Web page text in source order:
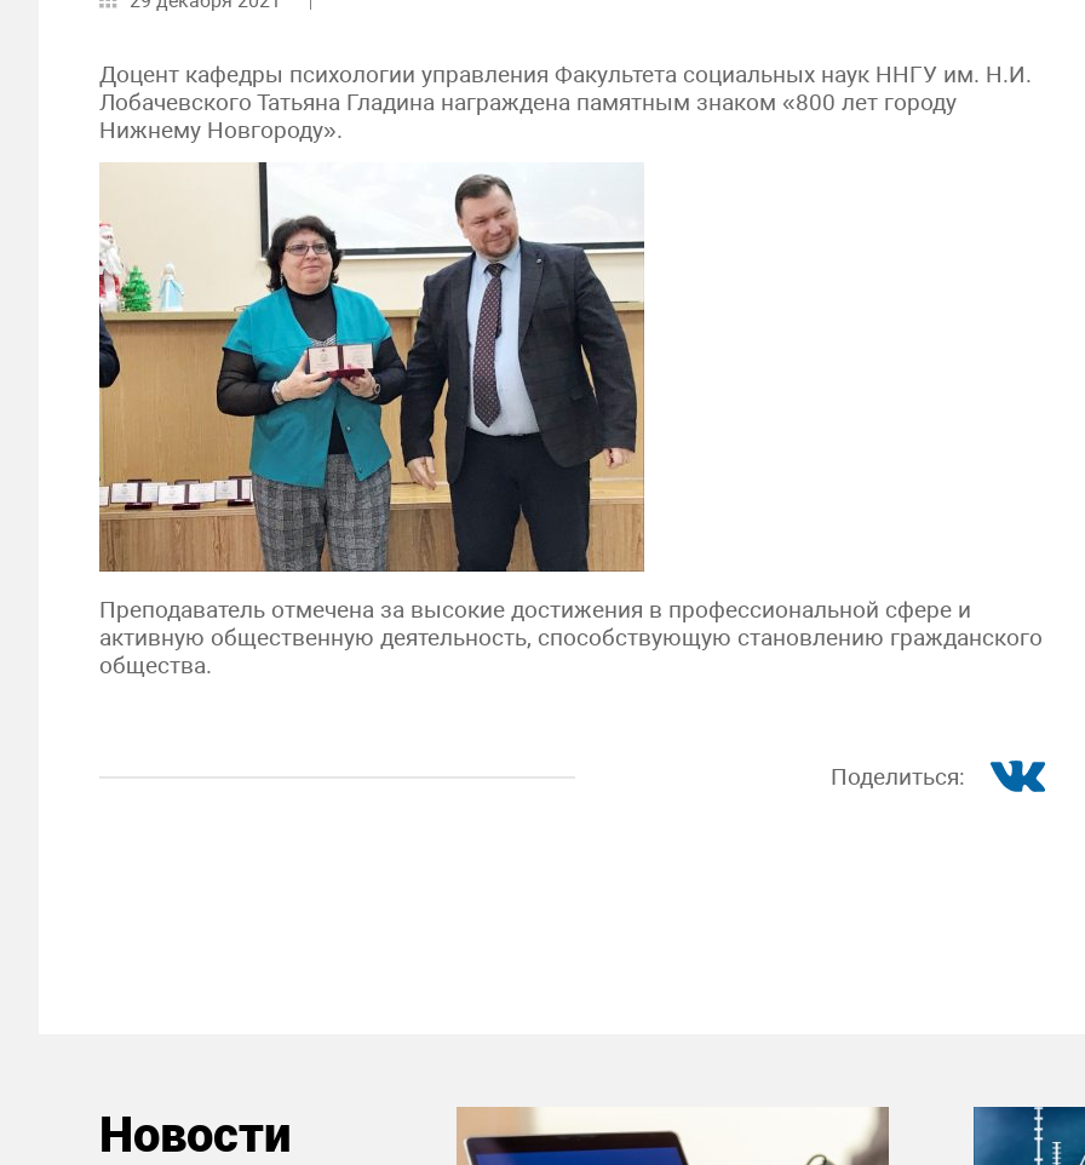
Доцент кафедры психологии управления Факультета социальных наук ННГУ им. Н.И.
Лобачевского Татьяна Гладина награждена памятным знаком «800 лет городу
Нижнему Новгороду».
Преподаватель отмечена за высокие достижения в профессиональной сфере и
активную общественную деятельность, способствующую становлению гражданского
общества.
Поделиться:
Новости